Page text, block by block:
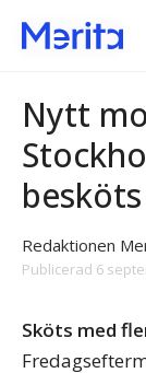
Skjutningar
Nytt
Redaktionen
Publicerad 6
Sköts med